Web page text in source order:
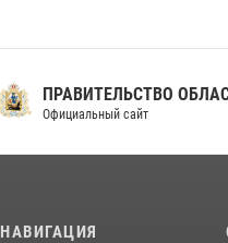
ПРАВИТЕЛЬСТВО
Официальный сайт
НАВИГАЦИЯ